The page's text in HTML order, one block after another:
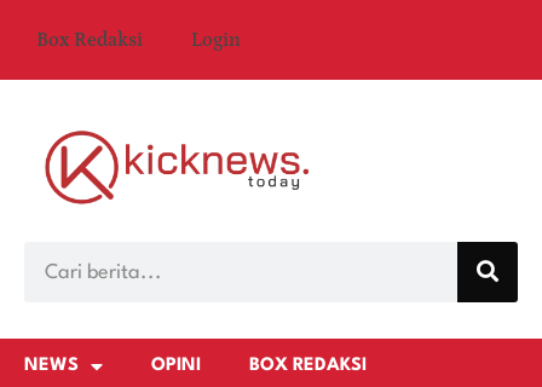
Box Redaksi Login
NEWS OPINI BOX REDAKSI